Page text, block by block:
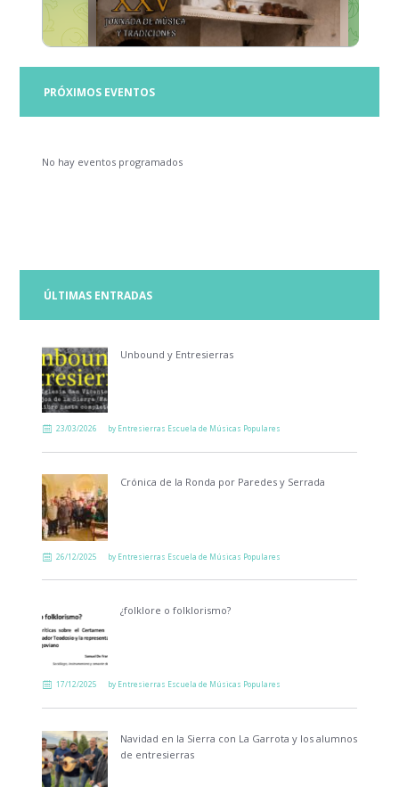
PRÓXIMOS EVENTOS
No hay eventos programados
ÚLTIMAS ENTRADAS
Unbound y Entresierras
23/03/2026 by Entresierras Escuela de Músicas Populares
Crónica de la Ronda por Paredes y Serrada
26/12/2025 by Entresierras Escuela de Músicas Populares
¿folklore o folklorismo?
17/12/2025 by Entresierras Escuela de Músicas Populares
Navidad en la Sierra con La Garrota y los alumnos
de entresierras